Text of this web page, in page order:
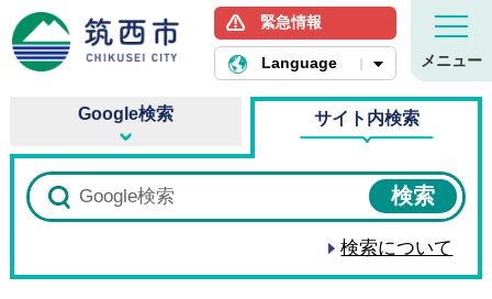
筑西市ホームページ
緊急情報
Language メニュー
Google検索 サイト内検索
検索について